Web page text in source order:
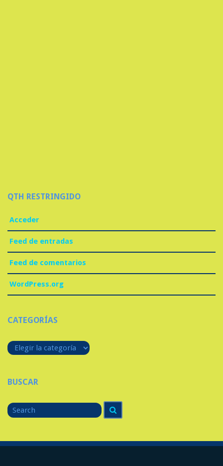
QTH RESTRINGIDO
Acceder
Feed de entradas
Feed de comentarios
WordPress.org
CATEGORÍAS
Categorías
BUSCAR
Search
for